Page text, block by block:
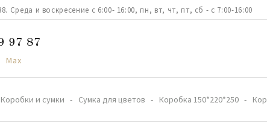
Среда и воскресение с 6:00- 16:00, пн, вт, чт, пт, сб - с 7:00-16:00
97 87
Max
Коробки и сумки Сумка для цветов Коробка 150*220*250